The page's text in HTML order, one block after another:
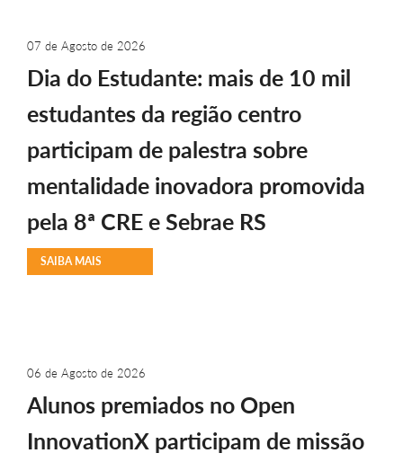
07 de Agosto de 2026
Dia do Estudante: mais de 10 mil
estudantes da região centro
participam de palestra sobre
mentalidade inovadora promovida
pela 8ª CRE e Sebrae RS
SAIBA MAIS
06 de Agosto de 2026
Alunos premiados no Open
InnovationX participam de missão